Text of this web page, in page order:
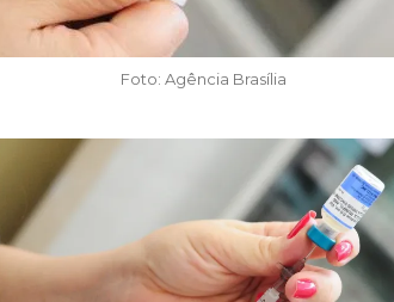
Foto: Agência Brasília